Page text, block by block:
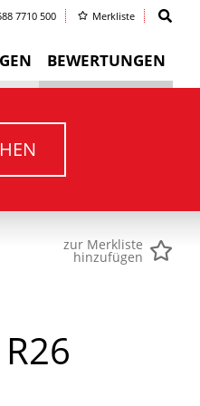
7710 500 Merkliste
BEWERTUNGEN
zur Merkliste
hinzufügen